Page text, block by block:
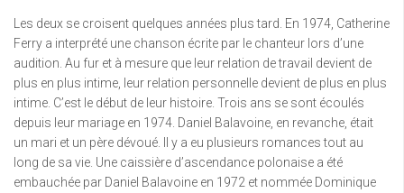
Les deux se croisent quelques années plus tard. En 1974, Catherine
Ferry a interprété une chanson écrite par le chanteur lors d’une
audition. Au fur et à mesure que leur relation de travail devient de
plus en plus intime, leur relation personnelle devient de plus en plus
intime. C’est le début de leur histoire. Trois ans se sont écoulés
depuis leur mariage en 1974. Daniel Balavoine, en revanche, était
un mari et un père dévoué. Il y a eu plusieurs romances tout au
long de sa vie. Une caissière d’ascendance polonaise a été
embauchée par Daniel Balavoine en 1972 et nommée Dominique